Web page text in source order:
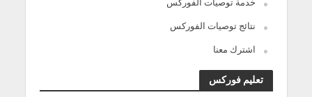
نتائج توصيات الفوركس
اشترك معنا
تعليم فوركس